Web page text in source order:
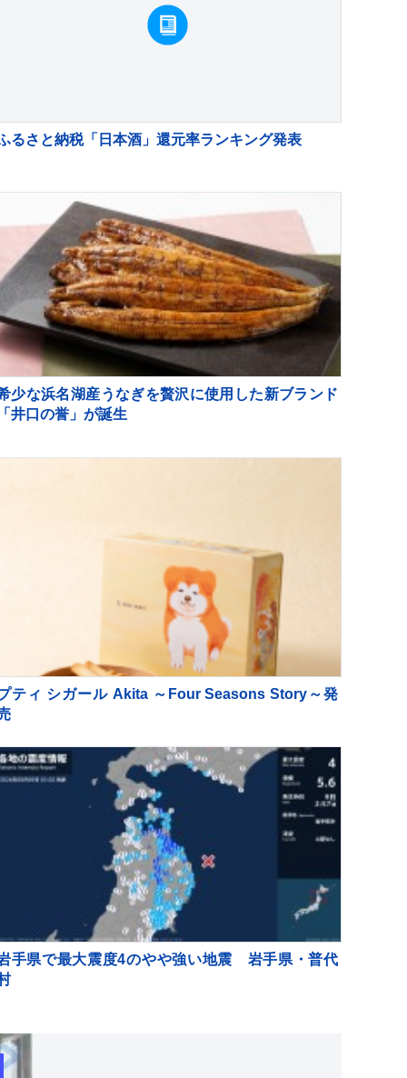
るさと納税「日本酒」還元率ランキング発表
少な浜名湖産うなぎを贅沢に使用した新ブランド
「井口の誉」が誕生
ティ シガール Akita ～Four Seasons Story～発
手県で最大震度4のやや強い地震 岩手県・普代